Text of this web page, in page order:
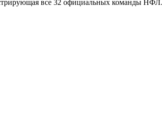
все 32 официальных команды